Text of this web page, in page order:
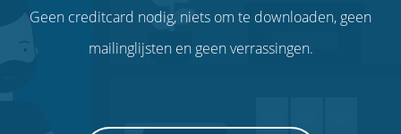
Geen creditcard nodig, niets om te downloaden, geen
mailinglijsten en geen verrassingen.